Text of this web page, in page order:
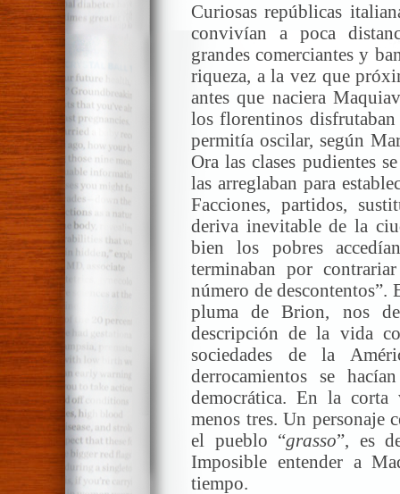
Curiosas repúblicas
convivían a poca
grandes comerciantes y
riqueza, a la vez que
antes que naciera
los florentinos disfrutaban
permitía oscilar, según
Ora las clases pudientes
las arreglaban para
Facciones, partidos,
deriva inevitable de la
bien los pobres
terminaban por
número de descontentos”.
pluma de Brion, nos
descripción de la vida
sociedades de la
derrocamientos se
democrática. En la
menos tres. Un personaje
el pueblo “grasso”, es
Imposible entender a
tiempo.